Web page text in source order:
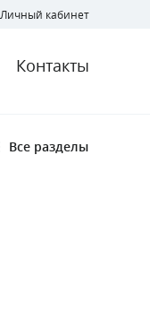
Личный кабинет
Контакты
Все разделы